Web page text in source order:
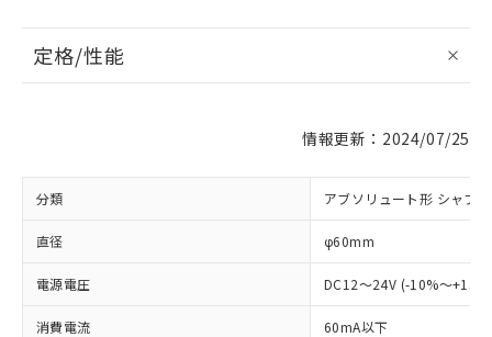
定格/性能
情報更新：2024/07/25
分類 アブソリュート形 シャフ
直径 φ60mm
電源電圧 DC12～24V (-10%～
消費電流 60mA以下